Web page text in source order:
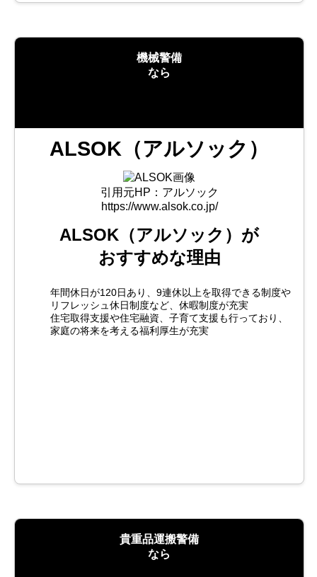
機械警備
なら
ALSOK（アルソック）
引用元HP：アルソック
https://www.alsok.co.jp/
ALSOK（アルソック）が
おすすめな理由
年間休日が120日あり、9連休以上を取得できる制度や
リフレッシュ休日制度など、休暇制度が充実
住宅取得支援や住宅融資、子育て支援も行っており、
家庭の将来を考える福利厚生が充実
貴重品運搬警備
なら